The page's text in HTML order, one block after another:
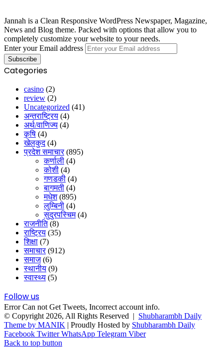
Jannah is a Clean Responsive WordPress Newspaper, Magazine,
News and Blog theme. Packed with options that allow you to
completely customize your website to your needs.
Enter your Email address
Categories
casino (2)
review (2)
Uncategorized (41)
अन्तराष्ट्रिय (4)
अर्थ/वाणिज्य (4)
कृषि (4)
खेलकुद(4)
प्रदेश समाचार(895)
कर्णाली (4)
कोशी (4)
गणडकी (4)
बागमती (4)
मधेश(895)
लुम्बिनी (4)
सुदुरपस्चिम(4)
राजनीति(8)
राष्ट्रिय (35)
शिक्षा (7)
समाचार(912)
समाज(6)
स्थानीय (9)
स्वास्थ्य (5)
Follow us
Error Can not Get Tweets, Incorrect account info.
© Copyright 2026, All Rights Reserved | Shubharambh Daily
Theme by MANIK | Proudly Hosted by Shubharambh Daily
Facebook Twitter WhatsApp Telegram Viber
Back to top button